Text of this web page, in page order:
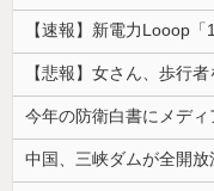
中国、三峡ダムが全開